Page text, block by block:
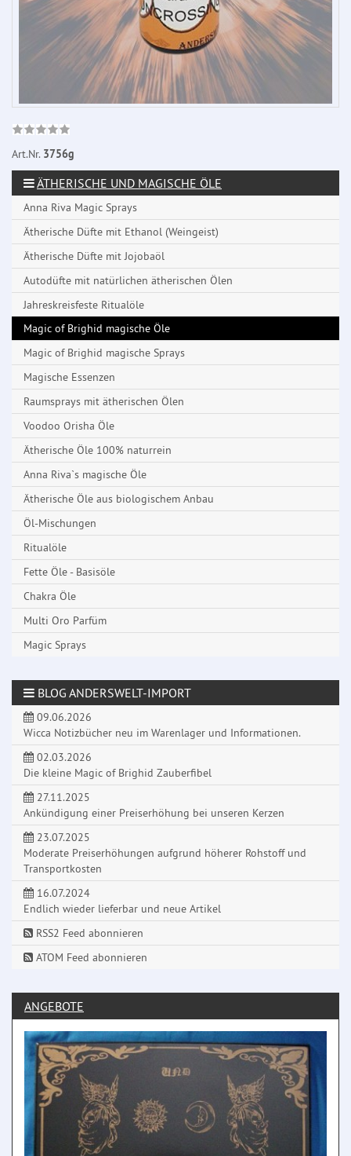
Art.Nr. 3756g
ÄTHERISCHE UND MAGISCHE ÖLE
Anna Riva Magic Sprays
Ätherische Düfte mit Ethanol (Weingeist)
Ätherische Düfte mit Jojobaöl
Autodüfte mit natürlichen ätherischen Ölen
Jahreskreisfeste Ritualöle
Magic of Brighid magische Öle
Magic of Brighid magische Sprays
Magische Essenzen
Raumsprays mit ätherischen Ölen
Voodoo Orisha Öle
Ätherische Öle 100% naturrein
Anna Riva`s magische Öle
Ätherische Öle aus biologischem Anbau
Öl-Mischungen
Ritualöle
Fette Öle - Basisöle
Chakra Öle
Multi Oro Parfüm
Magic Sprays
BLOG ANDERSWELT-IMPORT
09.06.2026
Wicca Notizbücher neu im Warenlager und Informationen.
02.03.2026
Die kleine Magic of Brighid Zauberfibel
27.11.2025
Ankündigung einer Preiserhöhung bei unseren Kerzen
23.07.2025
Moderate Preiserhöhungen aufgrund höherer Rohstoff und
Transportkosten
16.07.2024
Endlich wieder lieferbar und neue Artikel
RSS2 Feed abonnieren
ATOM Feed abonnieren
ANGEBOTE